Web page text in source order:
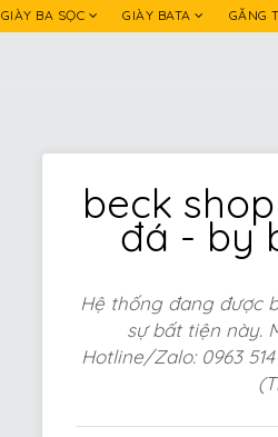
GIÀY BA SỌC GIÀY BATA GĂNG
beck
đá - by
Hệ thống đang được
sự bất tiện này.
Hotline/Zalo: 0963